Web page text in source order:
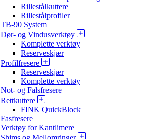
Rillestålkuttere
Rillestålprofiler
TB-90 System
Dør- og Vindusverktøy
Komplette verktøy
Reserveskjær
Profilfresere
Reserveskjær
Komplette verktøy
Not- og Falsfresere
Rettkuttere
FINK QuickBlock
Fasfresere
Verktøy for Kantlimere